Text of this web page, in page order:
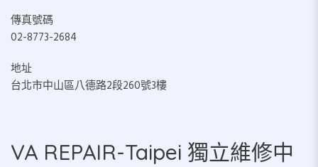
傳真號碼
02-8773-2684
地址
台北市中山區八德路2段260號3樓
VA REPAIR-Taipei 獨立維修中